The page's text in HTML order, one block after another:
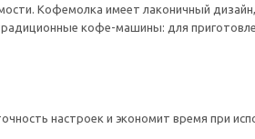
Кофемолка имеет лаконичный
кофе-машины: для
настроек и экономит время при